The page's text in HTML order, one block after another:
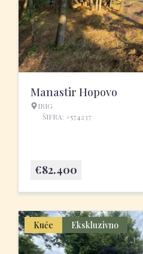
Manastir Hopovo
IRIG
ŠIFRA: #574237
€82.400
Kuće Ekskluzivno